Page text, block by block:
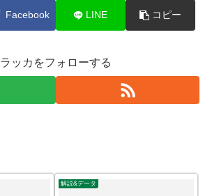
Facebook LINE コピー
ラッカをフォローする
解説&データ